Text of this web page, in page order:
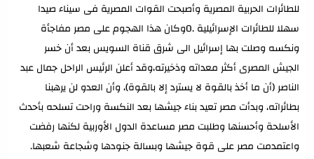
للطائرات الحربية المصرية وأصبحت القوات المصرية فى سيناء صيدا
سهلا للطائرات الإسرائيلية .0وكان هذا الهجوم على مصر مفاجأة
ونكسه وصلت بها إسرائيل الى شرق قناة السويس بعد أن خسر
الجيش المصرى أكثر معداته وذخيرته،وقد أعلن الرئيس الراحل جمال عبد
الناصر (أن ما أخذ بالقوة لا يسترد إلا بالقوة)، وأن العدو لن يرهبنا
بطائراته، وبدأت مصر تعيد بناء جيشها بعد النكسة وراحت تسلحه بأحدث
الأسلحة وأحسنها وطلبت مصر مساعدة الدول الأوربية لكنها رفضت
واعتمدمت مصر على قوة جيشها وبسالة جنودها وشجاعة شعبها.